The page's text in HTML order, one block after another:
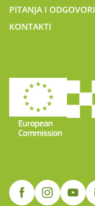
PITANJA I ODGOVORI
KONTAKTI